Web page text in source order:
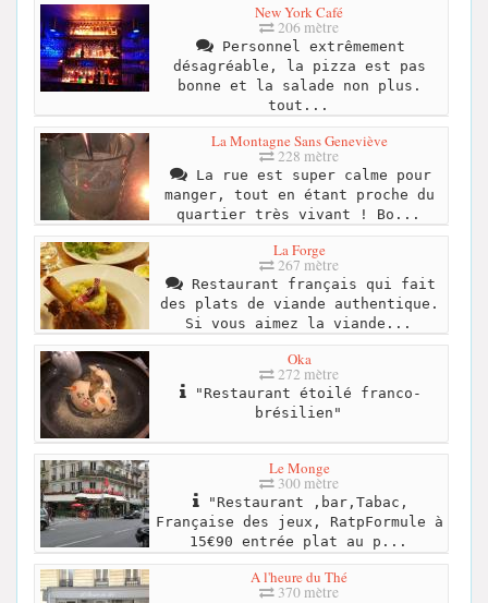
New York Café
206 mètre
Personnel extrêmement
désagréable, la pizza est pas
bonne et la salade non plus.
tout...
La Montagne Sans Geneviève
228 mètre
La rue est super calme pour
manger, tout en étant proche du
quartier très vivant ! Bo...
La Forge
267 mètre
Restaurant français qui fait
des plats de viande authentique.
Si vous aimez la viande...
Oka
272 mètre
"Restaurant étoilé franco-
brésilien"
Le Monge
300 mètre
"Restaurant ,bar,Tabac,
Française des jeux, RatpFormule à
15€90 entrée plat au p...
A l'heure du Thé
370 mètre